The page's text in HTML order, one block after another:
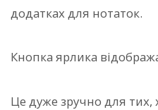
додатках для нотаток.
Кнопка ярлика
Це дуже зручно для тих,